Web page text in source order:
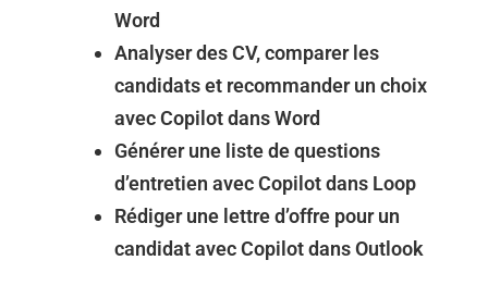
Word
Analyser des CV, comparer les
candidats et recommander un choix
avec Copilot dans Word
Générer une liste de questions
d’entretien avec Copilot dans Loop
Rédiger une lettre d’offre pour un
candidat avec Copilot dans Outlook